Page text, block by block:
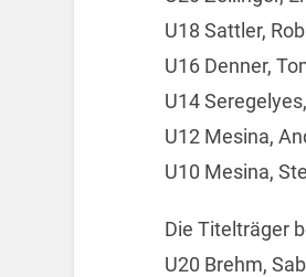
U18 Sattler,
U16 Denner,
U14
U12 Mesina,
U10 Mesina,
Die Titelträger
U20 Brehm,